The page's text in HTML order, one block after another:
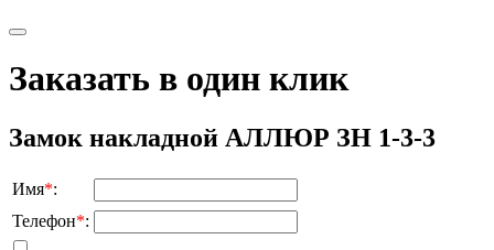
Заказать в один клик
Замок накладной АЛЛЮР ЗН 1-3-3
Имя*:
Телефон*: